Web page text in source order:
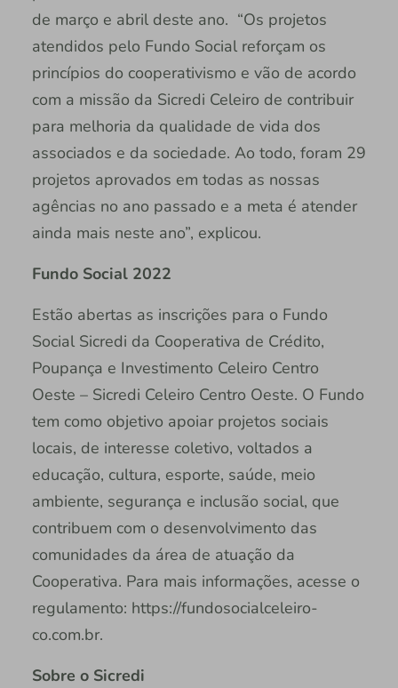
de março e abril deste ano. “Os projetos
atendidos pelo Fundo Social reforçam os
princípios do cooperativismo e vão de acordo
com a missão da Sicredi Celeiro de contribuir
para melhoria da qualidade de vida dos
associados e da sociedade. Ao todo, foram 29
projetos aprovados em todas as nossas
agências no ano passado e a meta é atender
ainda mais neste ano”, explicou.
Fundo Social 2022
Estão abertas as inscrições para o Fundo
Social Sicredi da Cooperativa de Crédito,
Poupança e Investimento Celeiro Centro
Oeste – Sicredi Celeiro Centro Oeste. O Fundo
tem como objetivo apoiar projetos sociais
locais, de interesse coletivo, voltados a
educação, cultura, esporte, saúde, meio
ambiente, segurança e inclusão social, que
contribuem com o desenvolvimento das
comunidades da área de atuação da
Cooperativa. Para mais informações, acesse o
regulamento: https://fundosocialceleiro-
co.com.br.
Sobre o Sicredi